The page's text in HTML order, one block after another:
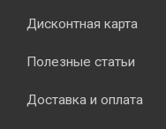
Дисконтная карта
Полезные статьи
Доставка и оплата